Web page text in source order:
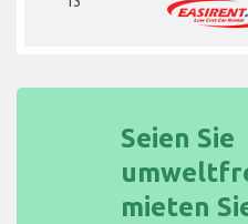
Seien Sie
mieten